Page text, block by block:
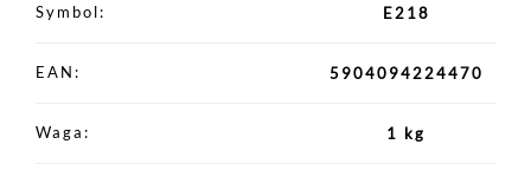
Symbol E218
EAN 5904094224470
Waga 1 kg